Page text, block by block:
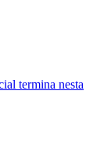
termina nesta